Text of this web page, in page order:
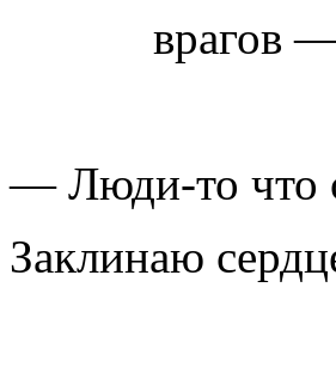
врагов
— Люди-то что
Заклинаю